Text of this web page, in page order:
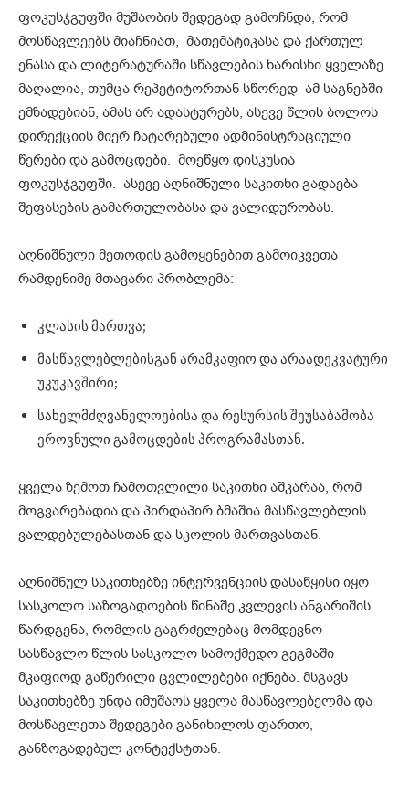
ფოკუსჯგუფში მუშაობის შედეგად გამოჩნდა, რომ
მოსწავლეებს მიაჩნიათ, მათემატიკასა და ქართულ
ენასა და ლიტერატურაში სწავლების ხარისხი ყველაზე
მაღალია, თუმცა რეპეტიტორთან სწორედ ამ საგნებში
ემზადებიან, ამას არ ადასტურებს, ასევე წლის ბოლოს
დირექციის მიერ ჩატარებული ადმინისტრაციული
წერები და გამოცდები. მოეწყო დისკუსია
ფოკუსჯგუფში. ასევე აღნიშნული საკითხი გადაება
შეფასების გამართულობასა და ვალიდურობას.
აღნიშნული მეთოდის გამოყენებით გამოიკვეთა
რამდენიმე მთავარი პრობლემა:
კლასის მართვა;
მასწავლებლებისგან არამკაფიო და არაადეკვატური
უკუკავშირი;
სახელმძღვანელოებისა და რესურსის შეუსაბამობა
ეროვნული გამოცდების პროგრამასთან.
ყველა ზემოთ ჩამოთვლილი საკითხი აშკარაა, რომ
მოგვარებადია და პირდაპირ ბმაშია მასწავლებლის
ვალდებულებასთან და სკოლის მართვასთან.
აღნიშნულ საკითხებზე ინტერვენციის დასაწყისი იყო
სასკოლო საზოგადოების წინაშე კვლევის ანგარიშის
წარდგენა, რომლის გაგრძელებაც მომდევნო
სასწავლო წლის სასკოლო სამოქმედო გეგმაში
მკაფიოდ გაწერილი ცვლილებები იქნება. მსგავს
საკითხებზე უნდა იმუშაოს ყველა მასწავლებელმა და
მოსწავლეთა შედეგები განიხილოს ფართო,
განზოგადებულ კონტექსტთან.